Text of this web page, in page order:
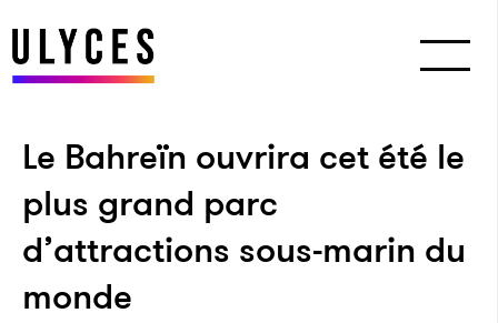
Le Bahreïn ouvrira cet été le
plus grand parc
d’attractions sous-marin du
monde